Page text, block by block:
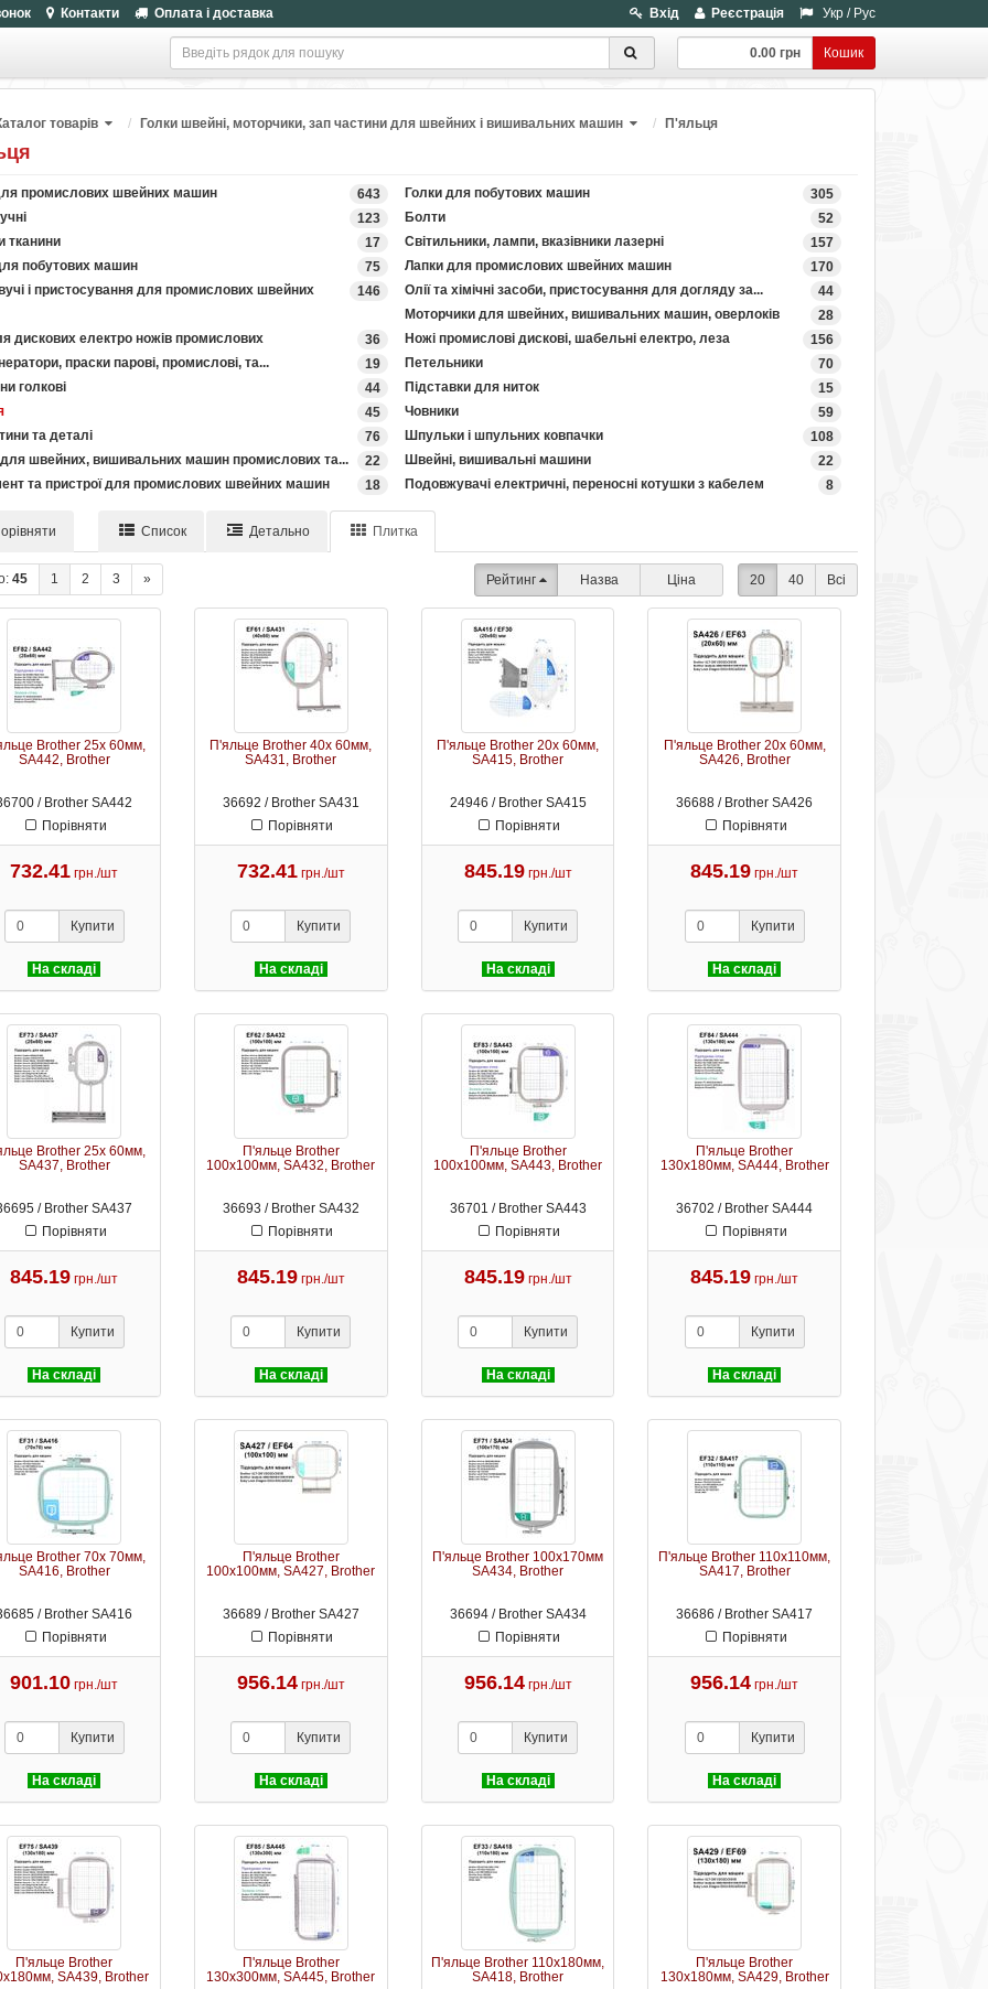
Контакти Оплата і доставка Вхід Реєстрація Укр/ Рус
0.00 грн Кошик
товарів Голки швейні, моторчики, зап частини для швейних і вишивальних машин П'яльця
643
промислових швейних машин 305
Голки для побутових машин
123
52
Болти
17
тканини 157
Світильники, лампи, вказівники лазерні
75
побутових машин 170
Лапки для промислових швейних машин
146
і пристосування для промислових швейних 44
Олії та хімічні засоби, пристосування для догляду за...
28
Моторчики для швейних, вишивальних машин, оверлоків
36
дискових електро ножів промислових 156
Ножі промислові дискові, шабельні електро, леза
19
праски парові, промислові, та... 70
Петельники
44
голкові 15
Підставки для ниток
45
59
Човники
76
та деталі 108
Шпульки і шпульних ковпачки
22
швейних, вишивальних машин промислових та... 22
Швейні, вишивальні машини
18
та пристрої для промислових швейних машин 8
Подовжувачі електричні, переносні котушки з кабелем
Список Детально Плитка
45 1 2 3 » Рейтинг Назва Ціна 20 40 Всі
Brother 25х 60мм,
SA442, Brother
/ Brother SA442
Порівняти
732.41 грн./шт
Купити
На складі
П'яльце Brother 40х 60мм,
SA431, Brother
36692 / Brother SA431
Порівняти
732.41 грн./шт
Купити
На складі
П'яльце Brother 20х 60мм,
SA415, Brother
24946 / Brother SA415
Порівняти
845.19 грн./шт
Купити
На складі
П'яльце Brother 20х 60мм,
SA426, Brother
36688 / Brother SA426
Порівняти
845.19 грн./шт
Купити
На складі
Brother 25х 60мм,
SA437, Brother
/ Brother SA437
Порівняти
845.19 грн./шт
Купити
На складі
П'яльце Brother
100х100мм, SA432, Brother
36693 / Brother SA432
Порівняти
845.19 грн./шт
Купити
На складі
П'яльце Brother
100х100мм, SA443, Brother
36701 / Brother SA443
Порівняти
845.19 грн./шт
Купити
На складі
П'яльце Brother
130х180мм, SA444, Brother
36702 / Brother SA444
Порівняти
845.19 грн./шт
Купити
На складі
Brother 70х 70мм,
SA416, Brother
/ Brother SA416
Порівняти
901.10 грн./шт
Купити
На складі
П'яльце Brother
100х100мм, SA427, Brother
36689 / Brother SA427
Порівняти
956.14 грн./шт
Купити
На складі
П'яльце Brother 100х170мм
SA434, Brother
36694 / Brother SA434
Порівняти
956.14 грн./шт
Купити
На складі
П'яльце Brother 110х110мм,
SA417, Brother
36686 / Brother SA417
Порівняти
956.14 грн./шт
Купити
На складі
П'яльце Brother
SA439, Brother
П'яльце Brother
130х300мм, SA445, Brother
П'яльце Brother 110х180мм,
SA418, Brother
П'яльце Brother
130х180мм, SA429, Brother